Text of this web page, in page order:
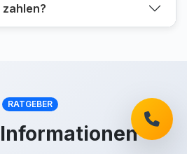
RATGEBER